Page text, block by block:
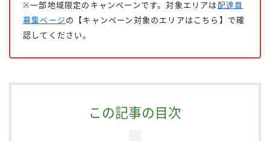
※一部地域限定のキャンペーンです。対象エリアは配達員
募集ページ の【キャンペーン対象のエリアはこちら】で確
認してください。
この記事の目次